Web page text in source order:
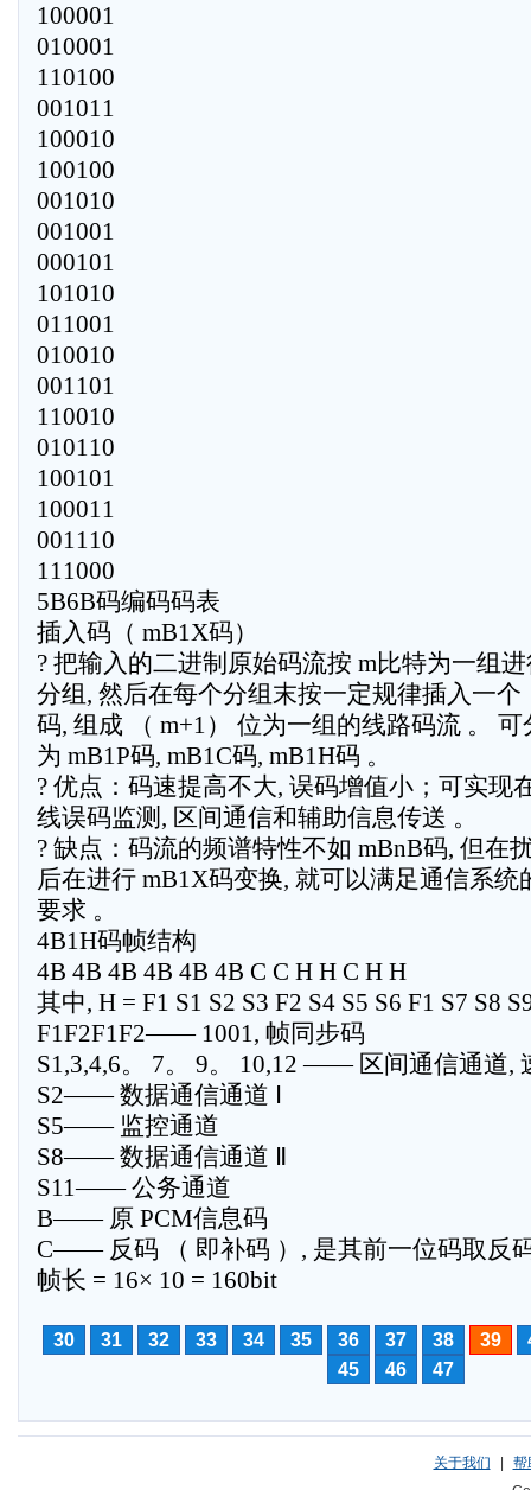
100001
010001
110100
001011
100010
100100
001010
001001
000101
101010
011001
010010
001101
110010
010110
100101
100011
001110
111000
5B6B码编码码表
插入码（ mB1X码）
? 把输入的二进制原始码流按 m比特为一组
分组, 然后在每个分组末按一定规律插入一个
码, 组成 （ m+1） 位为一组的线路码流 。 可
为 mB1P码, mB1C码, mB1H码 。
? 优点：码速提高不大, 误码增值小；可实现
线误码监测, 区间通信和辅助信息传送 。
? 缺点：码流的频谱特性不如 mBnB码, 但在
后在进行 mB1X码变换, 就可以满足通信系统
要求 。
4B1H码帧结构
4B 4B 4B 4B 4B 4B C C H H C H H
其中, H = F1 S1 S2 S3 F2 S4 S5 S6 F1 S7 S8
F1F2F1F2—— 1001, 帧同步码
S1,3,4,6。 7。 9。 10,12 —— 区间通信通道,
S2—— 数据通信通道 Ⅰ
S5—— 监控通道
S8—— 数据通信通道 Ⅱ
S11—— 公务通道
B—— 原 PCM信息码
C—— 反码 （ 即补码 ）, 是其前一位码取反
帧长 = 16× 10 = 160bit
30 31 32 33 34 35 36 37 38 39
45
46 47
关于我们
帮